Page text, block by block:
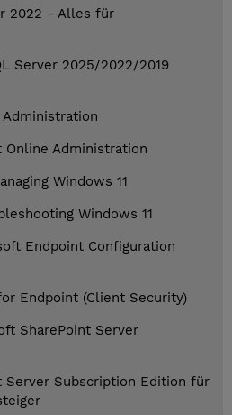
2022 - Alles für
Server 2025/2022/2019
Online Administration
Windows 11
Windows 11
Endpoint Configuration
Endpoint (Client Security)
SharePoint Server
Server Subscription Edition für